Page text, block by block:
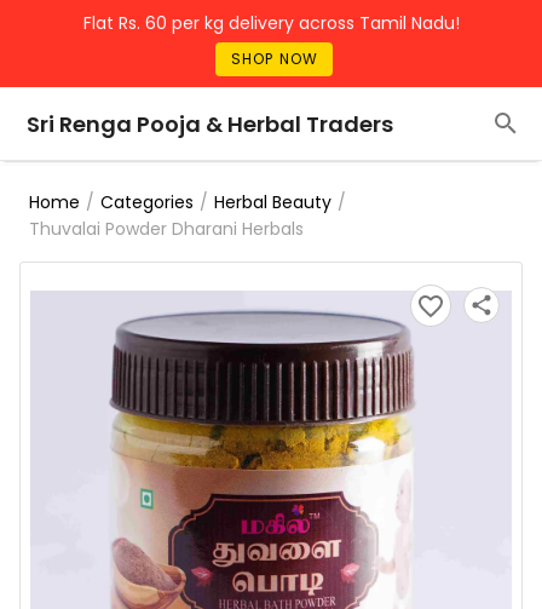
Flat Rs. 60 per kg delivery across Tamil Nadu!
SHOP NOW
Sri Renga Pooja & Herbal Traders
Home / Categories / Herbal Beauty /
Thuvalai Powder Dharani Herbals